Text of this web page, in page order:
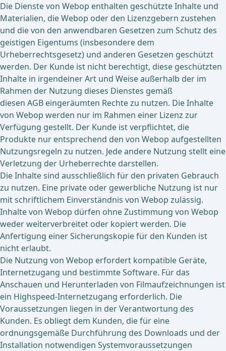
Die Dienste von Webop enthalten geschützte Inhalte und
Materialien, die Webop oder den Lizenzgebern zustehen
und die von den anwendbaren Gesetzen zum Schutz des
geistigen Eigentums (insbesondere dem
Urheberrechtsgesetz) und anderen Gesetzen geschützt
werden. Der Kunde ist nicht berechtigt, diese geschützten
Inhalte in irgendeiner Art und Weise außerhalb der im
Rahmen der Nutzung dieses Dienstes gemäß
diesen AGB eingeräumten Rechte zu nutzen. Die Inhalte
von Webop werden nur im Rahmen einer Lizenz zur
Verfügung gestellt. Der Kunde ist verpflichtet, die
Produkte nur entsprechend den von Webop aufgestellten
Nutzungsregeln zu nutzen. Jede andere Nutzung stellt eine
Verletzung der Urheberrechte darstellen.
Die Inhalte sind ausschließlich für den privaten Gebrauch
zu nutzen. Eine private oder gewerbliche Nutzung ist nur
mit schriftlichem Einverständnis von Webop zulässig.
Inhalte von Webop dürfen ohne Zustimmung von Webop
weder weiterverbreitet oder kopiert werden. Die
Anfertigung einer Sicherungskopie für den Kunden ist
nicht erlaubt.
Die Nutzung von Webop erfordert kompatible Geräte,
Internetzugang und bestimmte Software. Für das
Anschauen und Herunterladen von Filmaufzeichnungen ist
ein Highspeed-Internetzugang erforderlich. Die
Voraussetzungen liegen in der Verantwortung des
Kunden. Es obliegt dem Kunden, die für eine
ordnungsgemäße Durchführung des Downloads und der
Installation notwendigen Systemvoraussetzungen